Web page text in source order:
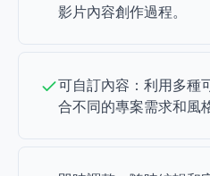
影片內容創作過程。
可自訂內容：利用多種
合不同的專案需求和風